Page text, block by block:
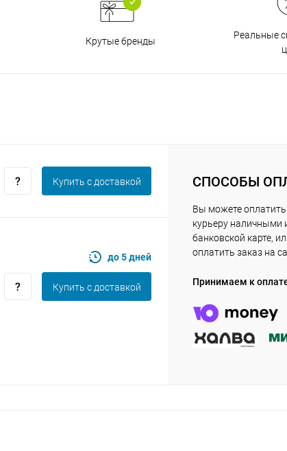
Крутые бренды
Реальные
Купить c доставкой
до 5 дней
Купить c доставкой
СПОСОБЫ
Вы можете оплатить
курьеру наличными
банковской карте,
оплатить заказ на
Принимаем к
Получайте товарвыбранный способом
с вашей картыпо25%каждые 2 недели
25
раз в 2
Остались вопросы?
8 800 302-02-51
plait.ru